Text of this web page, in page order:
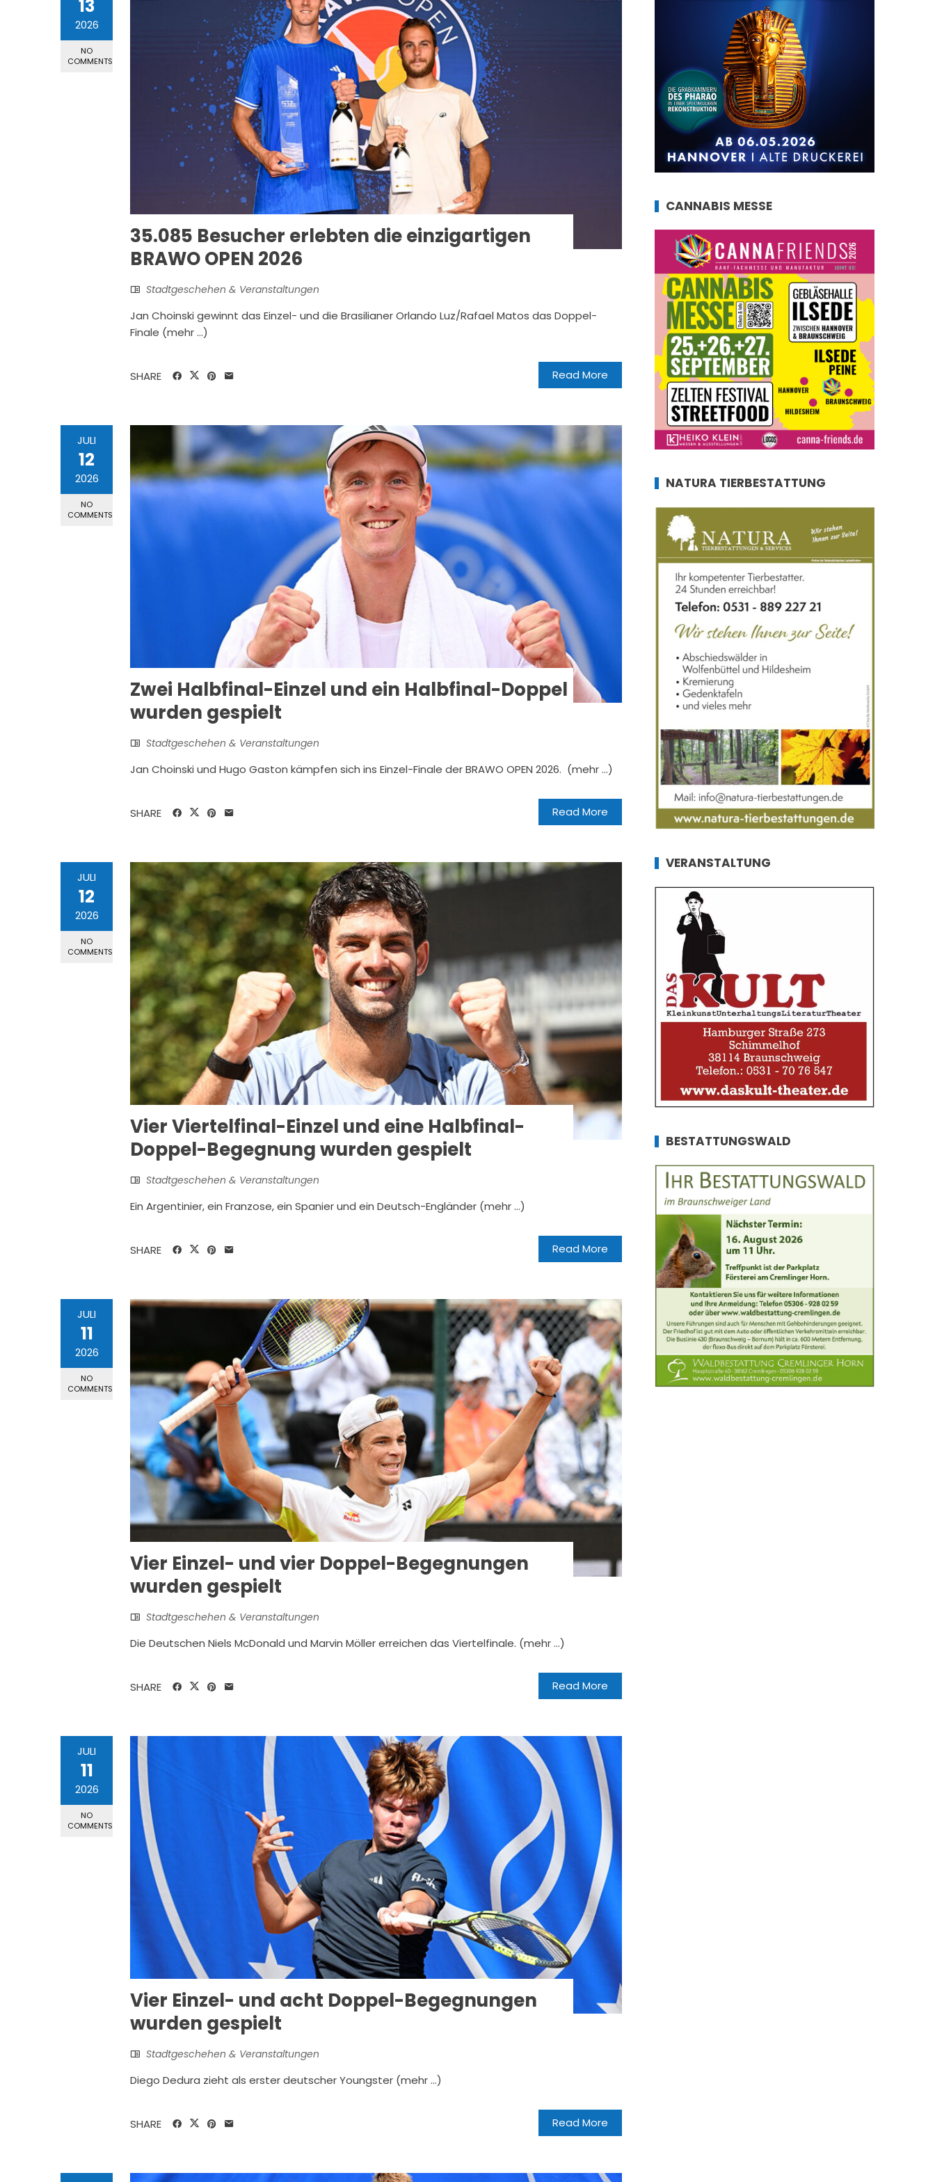
13
2026
NO
COMMENTS
35.085 Besucher erlebten die einzigartigen
BRAWO OPEN 2026
Stadtgeschehen & Veranstaltungen
Jan Choinski gewinnt das Einzel- und die Brasilianer Orlando Luz/Rafael Matos das Doppel-
Finale (mehr …)
Read More
SHARE
JULI
12
2026
NO
COMMENTS
Zwei Halbfinal-Einzel und ein Halbfinal-Doppel
wurden gespielt
Stadtgeschehen & Veranstaltungen
Jan Choinski und Hugo Gaston kämpfen sich ins Einzel-Finale der BRAWO OPEN 2026. (mehr …)
Read More
SHARE
JULI
12
2026
NO
COMMENTS
Vier Viertelfinal-Einzel und eine Halbfinal-
Doppel-Begegnung wurden gespielt
Stadtgeschehen & Veranstaltungen
Ein Argentinier, ein Franzose, ein Spanier und ein Deutsch-Engländer (mehr …)
Read More
SHARE
JULI
11
2026
NO
COMMENTS
Vier Einzel- und vier Doppel-Begegnungen
wurden gespielt
Stadtgeschehen & Veranstaltungen
Die Deutschen Niels McDonald und Marvin Möller erreichen das Viertelfinale. (mehr …)
Read More
SHARE
JULI
11
2026
NO
COMMENTS
Vier Einzel- und acht Doppel-Begegnungen
wurden gespielt
Stadtgeschehen & Veranstaltungen
Diego Dedura zieht als erster deutscher Youngster (mehr …)
Read More
SHARE
CANNABIS MESSE
NATURA TIERBESTATTUNG
VERANSTALTUNG
BESTATTUNGSWALD